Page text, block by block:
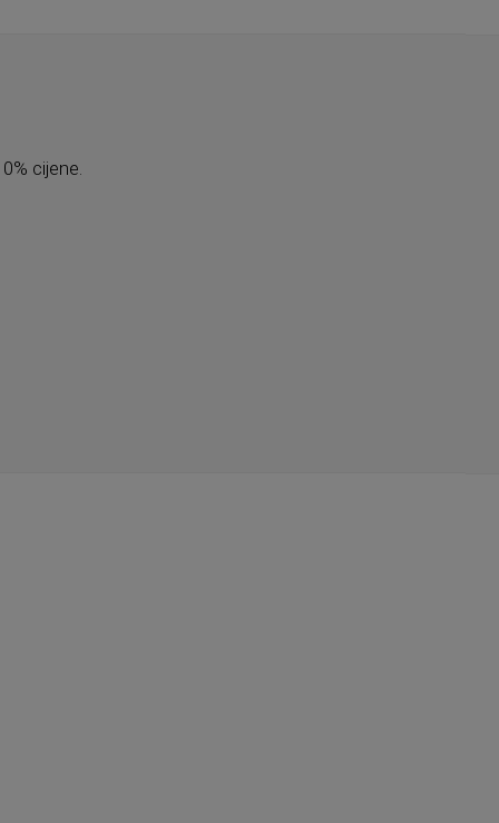
cijene.